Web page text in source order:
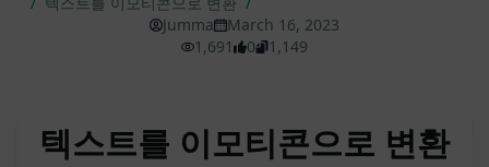
Jumma
March 16, 2023
1,691
0 1,149
텍스트를 이모티콘으로 변환